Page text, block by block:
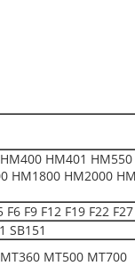
HM401
HM1800 HM2000
F9 F12 F19 F22
SB151
MT500 MT700